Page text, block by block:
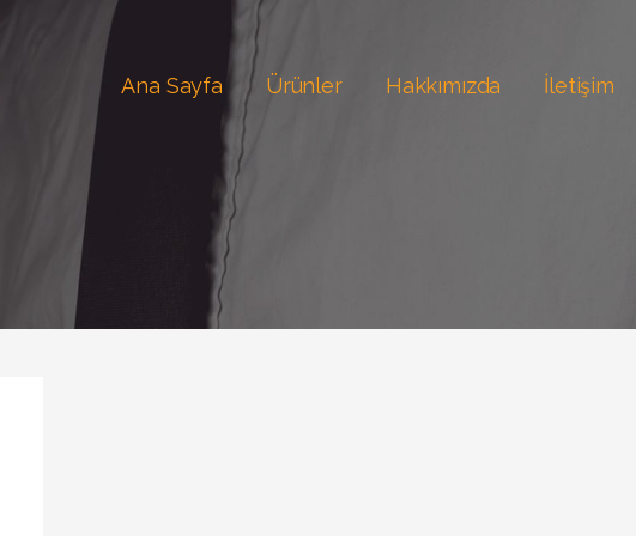
Ana Sayfa Ürünler Hakkımızda İletişim